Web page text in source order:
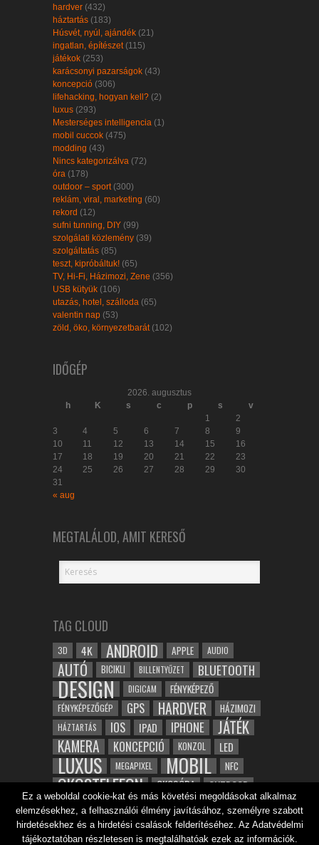
hardver (432)
háztartás (183)
Húsvét, nyúl, ajándék (21)
ingatlan, építészet (115)
játékok (253)
karácsonyi pazarságok (43)
koncepció (306)
lifehacking, hogyan kell? (2)
luxus (293)
Mesterséges intelligencia (1)
mobil cuccok (475)
modding (43)
Nincs kategorizálva (72)
óra (178)
outdoor – sport (300)
reklám, viral, marketing (60)
rekord (12)
sufni tunning, DIY (99)
szolgálati közlemény (39)
szolgáltatás (85)
teszt, kipróbáltuk! (65)
TV, Hi-Fi, Házimozi, Zene (356)
USB kütyük (106)
utazás, hotel, szálloda (65)
valentin nap (53)
zöld, öko, környezetbarát (102)
IDŐGÉP
2026. augusztus
h
K s c p s
v
1
2
3
4 5 6 7 8
9
10
11 12 13 14 15
16
17
18 19 20 21 22
23
24
25 26 27 28 29
30
31
« aug
MEGTALÁLOD, AMIT KERESŐ
TAG CLOUD
3D 4K ANDROID APPLE AUDIO
AUTÓ BICIKLI BILLENTYŰZET BLUETOOTH
DESIGN DIGICAM FÉNYKÉPEZŐ
FÉNYKÉPEZŐGÉP GPS HARDVER HÁZIMOZI
HÁZTARTÁS IOS IPAD IPHONE JÁTÉK
KAMERA KONCEPCIÓ KONZOL LED
LUXUS MEGAPIXEL MOBIL NFC
OKOSTELEFON OKOSÓRA OUTDOOR
ROBOT SAMSUNG SPORT TABLET
TESZT VIDEÓ VÍZÁLLÓ WIFI ZENE ZÖLD
Ez a weboldal cookie-kat és más követési megoldásokat alkalmaz
elemzésekhez, a felhasználói élmény javításához, személyre szabott
hirdetésekhez és a hirdetési csalások felderítéséhez. Az Adatvédelmi
tájékoztatóban részletesen is megtalálhatóak ezek az információk.